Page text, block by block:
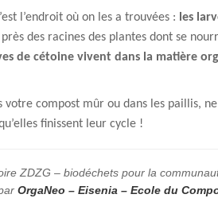
l’endroit où on les a trouvées : les
des racines des plantes dont se
de cétoine vivent dans la matière
votre compost mûr ou dans les paillis,
finissent leur cycle !
ZDZG – biodéchets pour la
OrgaNeo – Eisenia – Ecole du